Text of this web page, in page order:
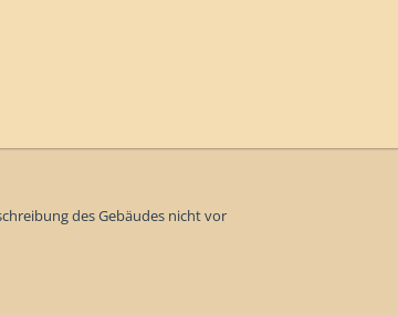
des Gebäudes nicht vor